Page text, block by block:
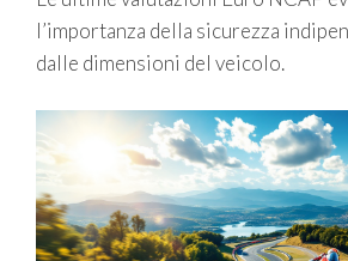
l’importanza della sicurezza
dalle dimensioni del veicolo.